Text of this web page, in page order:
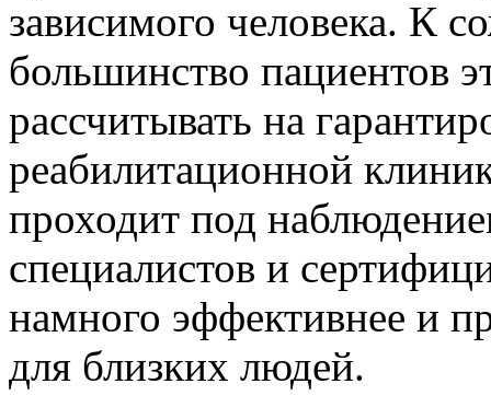
зависимого человека. К
большинство пациентов
рассчитывать на
реабилитационной
проходит под
специалистов и
намного эффективнее и
для близких людей.